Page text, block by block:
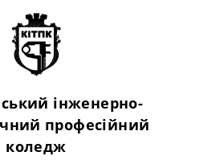
інженерно-
професійний
коледж